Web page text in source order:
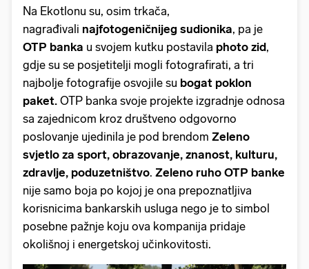
Na Ekotlonu su, osim trkača,
nagrađivali najfotogeničnijeg sudionika, pa je
OTP banka u svojem kutku postavila photo zid,
gdje su se posjetitelji mogli fotografirati, a tri
najbolje fotografije osvojile su bogat poklon
paket. OTP banka svoje projekte izgradnje odnosa
sa zajednicom kroz društveno odgovorno
poslovanje ujedinila je pod brendom Zeleno
svjetlo za sport, obrazovanje, znanost, kulturu,
zdravlje, poduzetništvo. Zeleno ruho OTP banke
nije samo boja po kojoj je ona prepoznatljiva
korisnicima bankarskih usluga nego je to simbol
posebne pažnje koju ova kompanija pridaje
okolišnoj i energetskoj učinkovitosti.